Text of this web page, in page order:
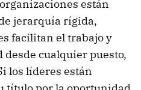
están
jerarquía rígida,
facilitan el trabajo y
cualquier puesto,
los líderes están